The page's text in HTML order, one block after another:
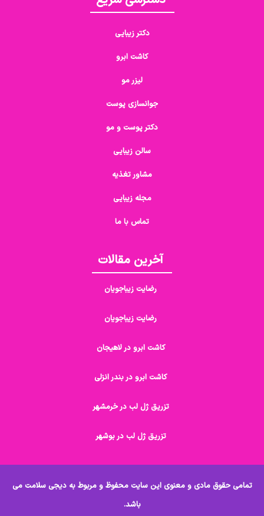
دکتر زیبایی
کاشت ابرو
لیزر مو
جوانسازی پوست
دکتر پوست و مو
سالن زیبایی
مشاور تغذیه
مجله زیبایی
تماس با ما
آخرین مقالات
رضایت زیباجویان
رضایت زیباجویان
کاشت ابرو در لاهیجان
کاشت ابرو در بندر انزلی
تزریق ژل لب در خرمشهر
تزریق ژل لب در بوشهر
تمامی حقوق مادی و معنوی این سایت محفوظ و مربوط به دیجی سلامت می
باشد.